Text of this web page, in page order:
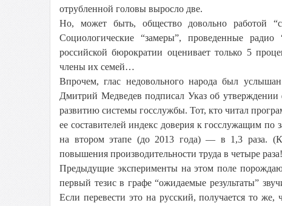
отрубленной головы выросло две.
Но, может быть, общество довольно работой
Социологические “замеры”, проведенные
российской бюрократии оценивает только 5
члены их семей…
Впрочем, глас недовольного народа был
Дмитрий Медведев подписал Указ об
развитию системы госслужбы. Тот, кто читал
ее составителей индекс доверия к госслужащим по
на втором этапе (до 2013 года) — в 1,3 раза.
повышения производительности труда в четыре
Предыдущие эксперименты на этом поле
первый тезис в графе “ожидаемые результаты”
Если перевести это на русский, получается то